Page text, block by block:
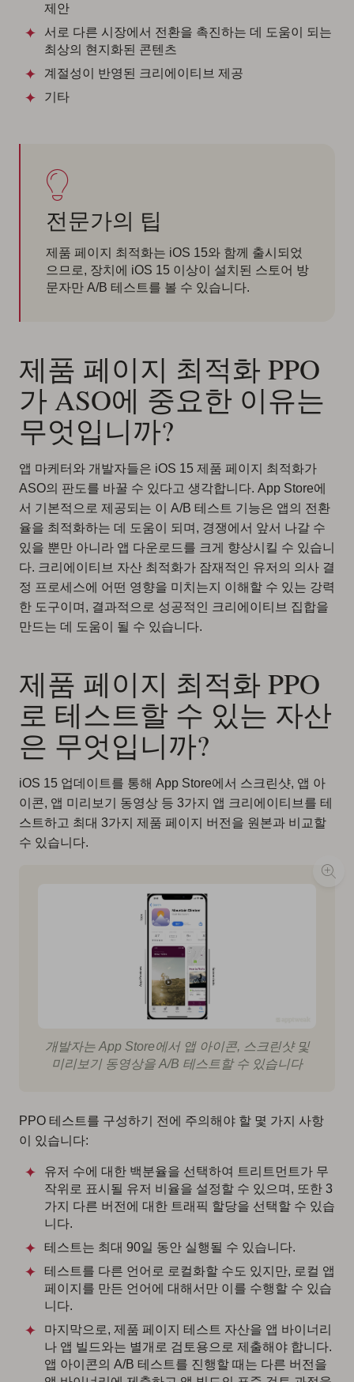
제안
서로 다른 시장에서 전환을 촉진하는 데 도움이 되는
최상의 현지화된 콘텐츠
계절성이 반영된 크리에이티브 제공
기타
전문가의 팁
제품 페이지 최적화는 iOS 15와 함께 출시되었
으므로, 장치에 iOS 15 이상이 설치된 스토어 방
문자만 A/B 테스트를 볼 수 있습니다.
제품 페이지 최적화 PPO
가 ASO에 중요한 이유는
무엇입니까?
앱 마케터와 개발자들은 iOS 15 제품 페이지 최적화가
ASO의 판도를 바꿀 수 있다고 생각합니다. App Store에
서 기본적으로 제공되는 이 A/B 테스트 기능은 앱의 전환
율을 최적화하는 데 도움이 되며, 경쟁에서 앞서 나갈 수
있을 뿐만 아니라 앱 다운로드를 크게 향상시킬 수 있습니
다. 크리에이티브 자산 최적화가 잠재적인 유저의 의사 결
정 프로세스에 어떤 영향을 미치는지 이해할 수 있는 강력
한 도구이며, 결과적으로 성공적인 크리에이티브 집합을
만드는 데 도움이 될 수 있습니다.
제품 페이지 최적화 PPO
로 테스트할 수 있는 자산
은 무엇입니까?
iOS 15 업데이트를 통해 App Store에서 스크린샷, 앱 아
이콘, 앱 미리보기 동영상 등 3가지 앱 크리에이티브를 테
스트하고 최대 3가지 제품 페이지 버전을 원본과 비교할
수 있습니다.
개발자는 App Store에서 앱 아이콘, 스크린샷 및
미리보기 동영상을 A/B 테스트할 수 있습니다
PPO 테스트를 구성하기 전에 주의해야 할 몇 가지 사항
이 있습니다:
유저 수에 대한 백분율을 선택하여 트리트먼트가 무
작위로 표시될 유저 비율을 설정할 수 있으며, 또한 3
가지 다른 버전에 대한 트래픽 할당을 선택할 수 있습
니다.
테스트는 최대 90일 동안 실행될 수 있습니다.
테스트를 다른 언어로 로컬화할 수도 있지만, 로컬 앱
페이지를 만든 언어에 대해서만 이를 수행할 수 있습
니다.
마지막으로, 제품 페이지 테스트 자산을 앱 바이너리
나 앱 빌드와는 별개로 검토용으로 제출해야 합니다.
앱 아이콘의 A/B 테스트를 진행할 때는 다른 버전을